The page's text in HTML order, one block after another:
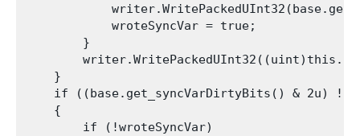
            wroteSyncVar = true;
        }
    }
if ((base.get_syncVarDirtyBits() & 2u) !=
    {
        if (!wroteSyncVar)